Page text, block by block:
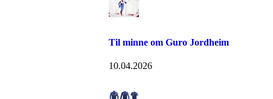
Til minne om Guro Jordheim
10.04.2026